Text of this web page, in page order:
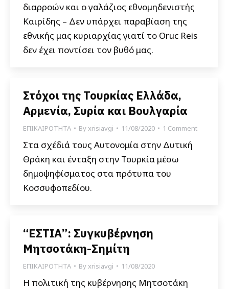
διαρροών και ο γαλάζιος εθνομηδενιστής
Καιρίδης – Δεν υπάρχει παραβίαση της
εθνικής μας κυριαρχίας γιατί το Oruc Reis
δεν έχει ποντίσει τον βυθό μας.
Στόχοι της Τουρκίας Ελλάδα,
Αρμενία, Συρία και Βουλγαρία
ΕΠΙΚΑΙΡΟΤΗΤΑ Byxrisiavgi 11/08/2020 1 Comment
Στα σχέδιά τους Αυτονομία στην Δυτική
Θράκη και ένταξη στην Τουρκία μέσω
δημοψηφίσματος στα πρότυπα του
Κοσσυφοπεδίου.
“ΕΣΤΙΑ”: Συγκυβέρνηση
Μητσοτάκη-Σημίτη
ΕΠΙΚΑΙΡΟΤΗΤΑ Byxrisiavgi 11/08/2020
Η πολιτική της κυβέρνησης Μητσοτάκη